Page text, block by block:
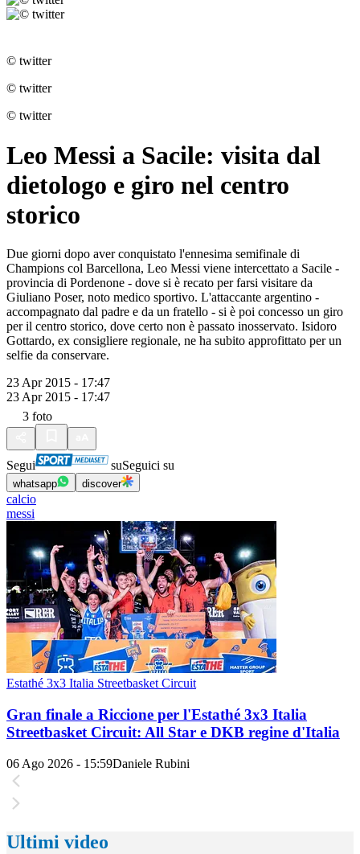
© twitter
© twitter
© twitter
Leo Messi a Sacile: visita dal
dietologo e giro nel centro
storico
Due giorni dopo aver conquistato l'ennesima semifinale di
Champions col Barcellona, Leo Messi viene intercettato a Sacile -
provincia di Pordenone - dove si è recato per farsi visitare da
Giuliano Poser, noto medico sportivo. L'attaccante argentino -
accompagnato dal padre e da un fratello - si è poi concesso un giro
per il centro storico, dove certo non è passato inosservato. Isidoro
Gottardo, ex consigliere regionale, ne ha subito approfittato per un
selfie da conservare.
23 Apr 2015 - 17:47
23 Apr 2015 - 17:47
3 foto
Segui suSeguici su
whatsapp discover
calcio
messi
Estathé 3x3 Italia Streetbasket Circuit
Gran finale a Riccione per l'Estathé 3x3 Italia
Streetbasket Circuit: All Star e DKB regine d'Italia
06 Ago 2026 - 15:59Daniele Rubini
Ultimi video